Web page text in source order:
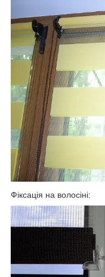
Фіксація на волосіні: